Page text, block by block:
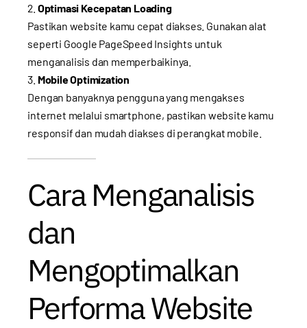
Optimasi Kecepatan Loading
Pastikan website kamu cepat diakses. Gunakan alat
seperti Google PageSpeed Insights untuk
menganalisis dan memperbaikinya.
Mobile Optimization
Dengan banyaknya pengguna yang mengakses
internet melalui smartphone, pastikan website kamu
responsif dan mudah diakses di perangkat mobile.
Cara Menganalisis
dan
Mengoptimalkan
Performa Website